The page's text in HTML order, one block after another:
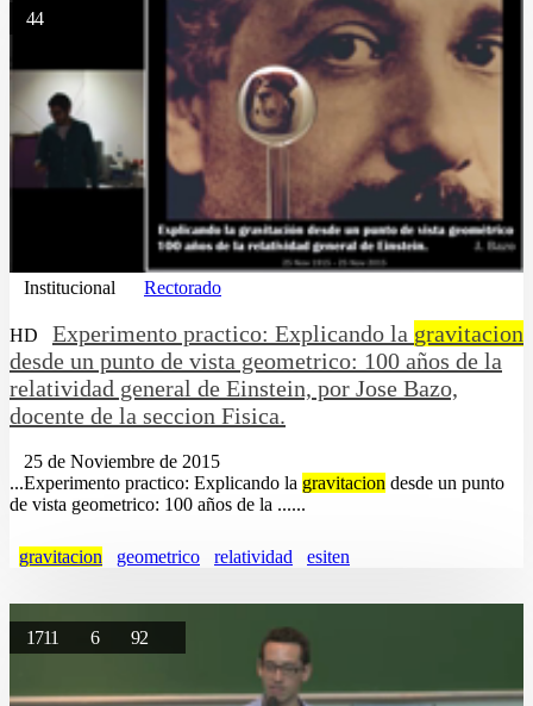
44
Institucional Rectorado
HD Experimento practico: Explicando la gravitacion
desde un punto de vista geometrico: 100 años de la
relatividad general de Einstein, por Jose Bazo,
docente de la seccion Fisica.
25 de Noviembre de 2015
...Experimento practico: Explicando la gravitacion desde un punto
de vista geometrico: 100 años de la ......
gravitacion geometrico relatividad esiten
1711 6 92